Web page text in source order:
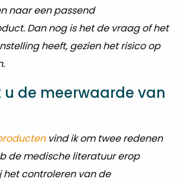
naar een passend
Dan nog is het de vraag of het
heeft, gezien het risico op
de meerwaarde van
vind ik om twee redenen
de medische literatuur erop
controleren van de